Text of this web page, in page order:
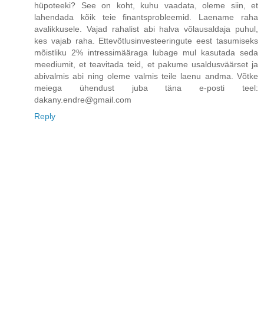
hüpoteeki? See on koht, kuhu vaadata, oleme siin, et
lahendada kõik teie finantsprobleemid. Laename raha
avalikkusele. Vajad rahalist abi halva võlausaldaja puhul,
kes vajab raha. Ettevõtlusinvesteeringute eest tasumiseks
mõistliku 2% intressimääraga lubage mul kasutada seda
meediumit, et teavitada teid, et pakume usaldusväärset ja
abivalmis abi ning oleme valmis teile laenu andma. Võtke
meiega ühendust juba täna e-posti teel:
dakany.endre@gmail.com
Reply